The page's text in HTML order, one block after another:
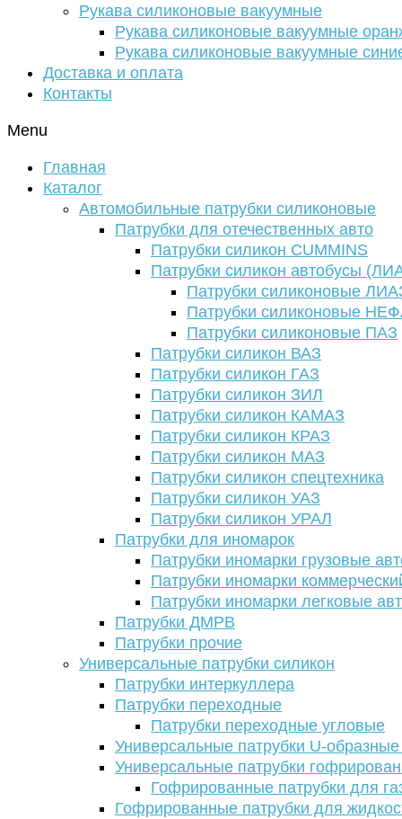
Рукава силиконовые вакуумные
Рукава силиконовые вакуумные
Рукава силиконовые вакуумные
Доставка и оплата
Контакты
Menu
Главная
Каталог
Автомобильные патрубки силиконовые
Патрубки для отечественных авто
Патрубки силикон CUMMINS
Патрубки силикон автобусы
Патрубки силиконовые
Патрубки силиконовые
Патрубки силиконовые ПАЗ
Патрубки силикон ВАЗ
Патрубки силикон ГАЗ
Патрубки силикон ЗИЛ
Патрубки силикон КАМАЗ
Патрубки силикон КРАЗ
Патрубки силикон МАЗ
Патрубки силикон спецтехника
Патрубки силикон УАЗ
Патрубки силикон УРАЛ
Патрубки для иномарок
Патрубки иномарки грузовые
Патрубки иномарки
Патрубки иномарки легковые
Патрубки ДМРВ
Патрубки прочие
Универсальные патрубки силикон
Патрубки интеркуллера
Патрубки переходные
Патрубки переходные угловые
Универсальные патрубки U-
Универсальные патрубки
Гофрированные патрубки для
Гофрированные патрубки для